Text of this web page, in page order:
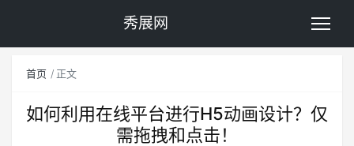
秀展网
首页 正文
如何利用在线平台进行H5动画设计？仅
需拖拽和点击！